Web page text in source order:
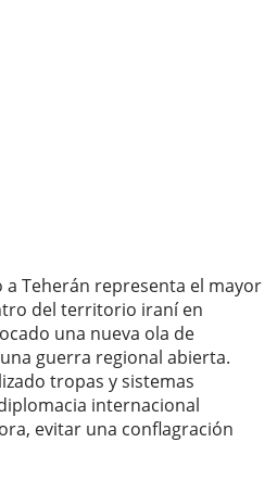
a Teherán representa el mayor
del territorio iraní en
una nueva ola de
guerra regional abierta.
tropas y sistemas
internacional
evitar una conflagración